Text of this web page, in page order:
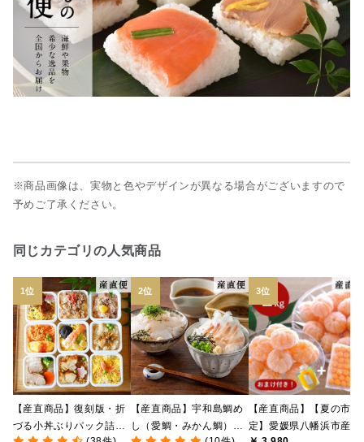
※商品画像は、実物と色やデザインが異なる場合がございますので
予めご了承ください。
同じカテゴリの人気商品
【産直商品】復刻版・折
づる小丼ぶりパック詰合
【産直商品】宇和島鯛め
し（愛鯛・みかん鯛）食
【産直商品】【夏の市限
定】愛媛県八幡浜市産 皮